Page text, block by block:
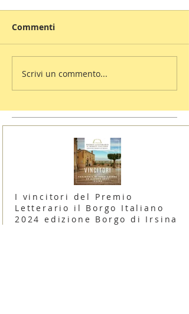
Commenti
Scrivi un commento...
I vincitori del Premio
Letterario il Borgo Italiano
2024 edizione Borgo di Irsina